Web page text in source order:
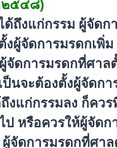
๒๕๔๘)
ถึงแก่กรรม ผู้จัดก
งผู้จัดการมรดกเพิ่
จัดการมรดกที่ศาล
นจะต้องตั้งผู้จัดก
งแก่กรรมลง ก็คว
ป หรือควรให้ผู้จัดก
ดการมรดกที่ศาล